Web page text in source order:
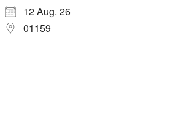
12 Aug. 26
01159